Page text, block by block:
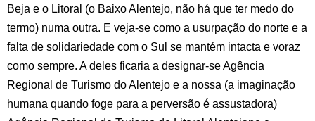
Beja e o Litoral (o Baixo Alentejo, não há que ter medo do
termo) numa outra. E veja-se como a usurpação do norte e a
falta de solidariedade com o Sul se mantém intacta e voraz
como sempre. A deles ficaria a designar-se Agência
Regional de Turismo do Alentejo e a nossa (a imaginação
humana quando foge para a perversão é assustadora)